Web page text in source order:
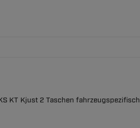
KT Kjust 2 Taschen fahrzeugspezifisch